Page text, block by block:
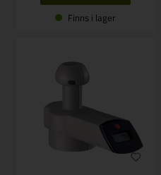
Finns i lager